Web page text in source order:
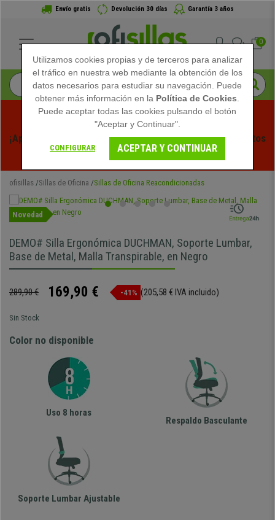
Envío gratis Devolución 30 días Garantía 3 años
0
¡Aprovecha las Rebajas de Verano en Ofisillas! Descuentos
Exclusivos por Tiempo Limitado - Ver Promo
ofisillas Sillas de Oficina Sillas de Oficina Reacondicionadas
Novedad
DEMO# Silla Ergonómica DUCHMAN, Soporte Lumbar,
Base de Metal, Malla Transpirable, en Negro
289,90 € 169,90 € -41% (205,58 € IVA incluido)
Sin Stock
Color no disponible
Uso 8 horas
Respaldo Basculante
Soporte Lumbar Ajustable
Utilizamos cookies propias y de terceros para analizar
el tráfico en nuestra web mediante la obtención de los
datos necesarios para estudiar su navegación. Puede
obtener más información en la Política de Cookies
Puede aceptar todas las cookies pulsando el botón
"Aceptar y Continuar".
CONFIGURAR ACEPTAR Y CONTINUAR